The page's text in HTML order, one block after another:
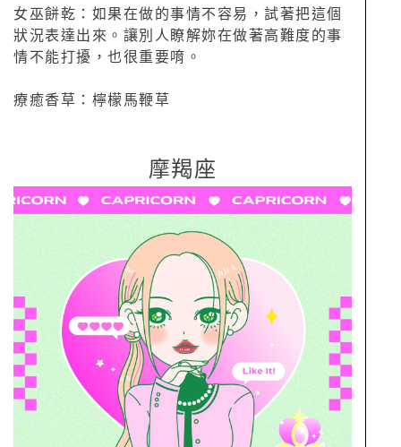
女巫餅乾：如果在做的事情不容易，試著把這個
狀況表達出來。讓別人瞭解妳在做著高難度的事
情不能打擾，也很重要唷。
療癒香草：檸檬馬鞭草
摩羯座